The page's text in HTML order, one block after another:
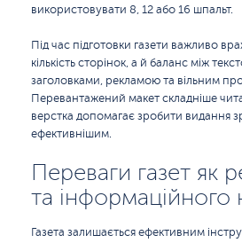
використовувати 8, 12 або 16 шпальт.
Під час підготовки газети важливо
кількість сторінок, а й баланс між
заголовками, рекламою та вільним
Перевантажений макет складніше
верстка допомагає зробити видання
ефективнішим.
Переваги газет як
та інформаційного
Газета залишається ефективним